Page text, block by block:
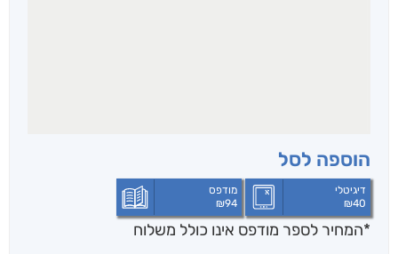
הוספה לסל
דיגיטלי
₪40
מודפס
₪94
*המחיר לספר מודפס אינו כולל משלוח